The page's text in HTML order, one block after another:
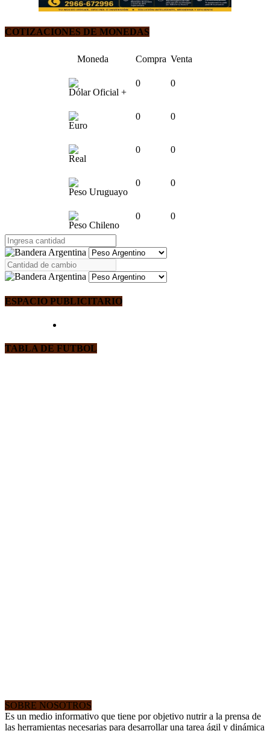
COTIZACIONES DE MONEDAS
Moneda Compra Venta
Dólar Oficial +
0 0
Euro
0 0
Real
0 0
Peso Uruguayo
0 0
Peso Chileno
0 0
ESPACIO PUBLICITARIO
TABLA DE FUTBOL
SOBRE NOSOTROS
Es un medio informativo que tiene por objetivo nutrir a la prensa de
las herramientas necesarias para desarrollar una tarea ágil y dinámica